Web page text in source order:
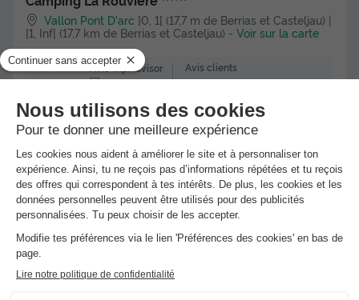
Vallon Pont D'arc ]0, 1[ (17,7 m de Berrias et Casteljau) |
[1, Inf[ (17,7 km de Berrias et Casteljau) - Voir sur la carte
Avis TripAdvisor
244 avis
Avis clients
8.4
Wifi payant
BUNGALOW TOILÉ 4 personnesMeilleur prix pour 7 nuits
390 €
Voir les hébergements